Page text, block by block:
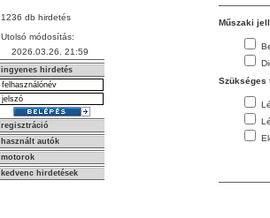
1236 db hirdetés
Utolsó módosítás:
2026.03.26. 21:59
ingyenes hirdetés
regisztráció
használt autók
motorok
kedvenc hirdetések
Műszaki
Szükséges